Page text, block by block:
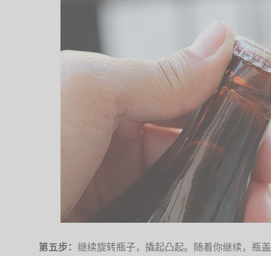
第五步： 继续旋转瓶子，撬起凸起。随着你继续，瓶